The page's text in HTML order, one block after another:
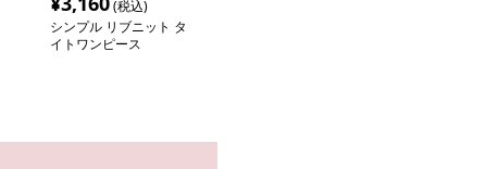
(税込)
シンプル リブニット タ
イトワンピース